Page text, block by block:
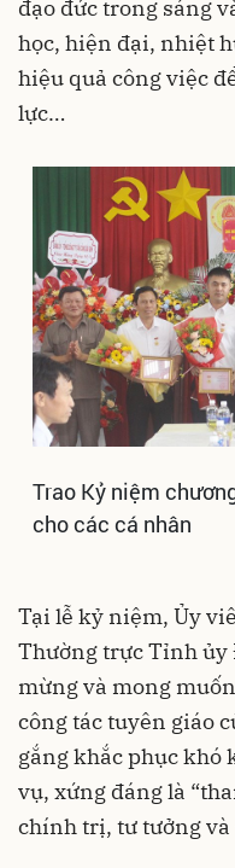
đạo đức trong sáng
học, hiện đại, nhiệt
hiệu quả công việc
lực…
Trao Kỷ niệm
cho các cá nhân
Tại lễ kỷ niệm, Ủy
Thường trực Tỉnh ủy
mừng và mong
công tác tuyên giáo
gắng khắc phục khó
vụ, xứng đáng là
chính trị, tư tưởng và